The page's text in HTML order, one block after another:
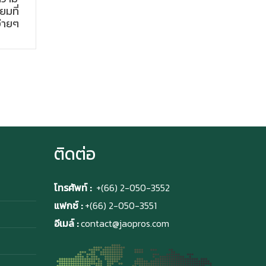
มที่
ยๆ
ติดต่อ
โทรศัพท์ : +(66) 2-050-3552
แฟกซ์ :+(66) 2-050-3551
อีเมล์ :contact@jaopros.com